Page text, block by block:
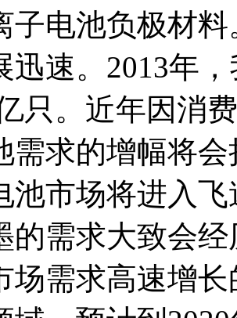
子电池负极材
迅速。2013年
只。近年因消
需求的增幅将
池市场将进入
的需求大致会
场需求高速增